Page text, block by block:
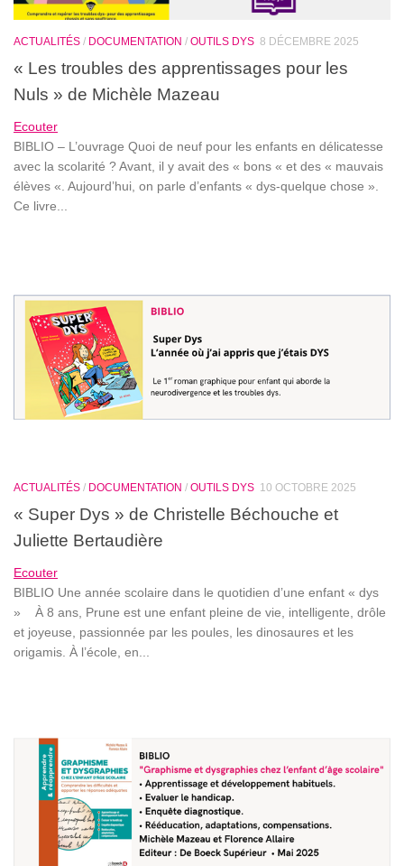
ACTUALITÉS / DOCUMENTATION / OUTILS DYS 8 DÉCEMBRE 2025
« Les troubles des apprentissages pour les
Nuls » de Michèle Mazeau
Ecouter
BIBLIO – L’ouvrage Quoi de neuf pour les enfants en délicatesse
avec la scolarité ? Avant, il y avait des « bons « et des « mauvais
élèves «. Aujourd’hui, on parle d’enfants « dys-quelque chose ».
Ce livre...
ACTUALITÉS / DOCUMENTATION / OUTILS DYS 10 OCTOBRE 2025
« Super Dys » de Christelle Béchouche et
Juliette Bertaudière
Ecouter
BIBLIO Une année scolaire dans le quotidien d’une enfant « dys
» À 8 ans, Prune est une enfant pleine de vie, intelligente, drôle
et joyeuse, passionnée par les poules, les dinosaures et les
origamis. À l’école, en...